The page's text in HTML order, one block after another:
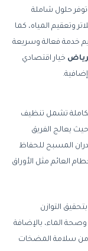
حلول شاملة
وتعقيم المياه، كما
خدمة فعالة وسريعة
خيار اقتصادي
تشمل تنظيف
يعالج الفريق
المسبح للحفاظ
العائم مثل الأوراق
بتحقيق التوازن
الماء، بالإضافة
من سلامة المضخات